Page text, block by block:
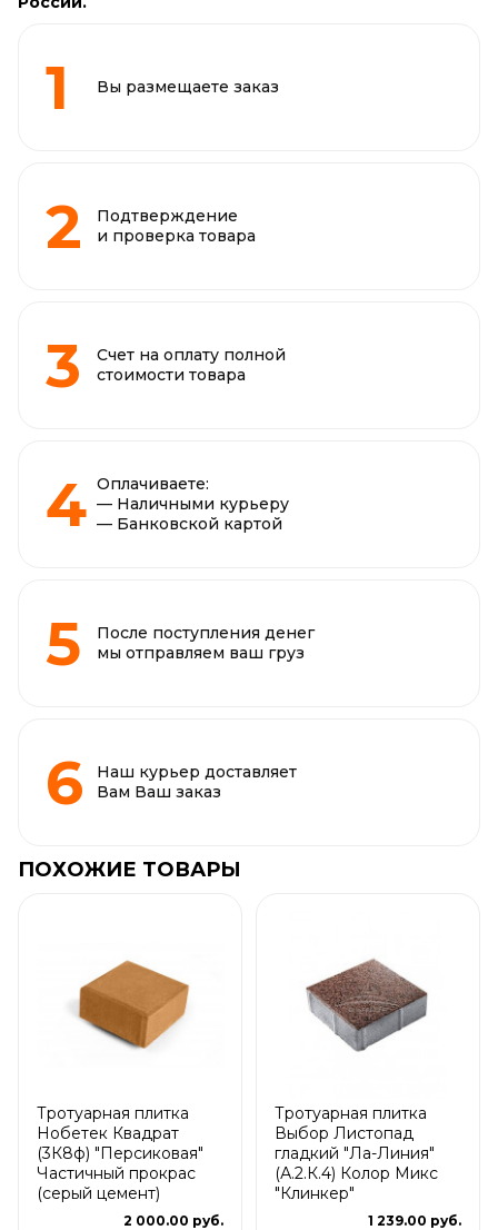
Вы размещаете заказ
Подтверждение
и проверка товара
Счет на оплату полной
стоимости товара
Оплачиваете:
— Наличными курьеру
— Банковской картой
После поступления денег
мы отправляем ваш груз
Наш курьер доставляет
Вам Ваш заказ
ПОХОЖИЕ ТОВАРЫ
Тротуарная плитка
Нобетек Квадрат
(3К8ф) "Персиковая"
Частичный прокрас
(серый цемент)
2 000.00 руб.
Тротуарная плитка
Выбор Листопад
гладкий "Ла-Линия"
(А.2.К.4) Колор Микс
"Клинкер"
1 239.00 руб.